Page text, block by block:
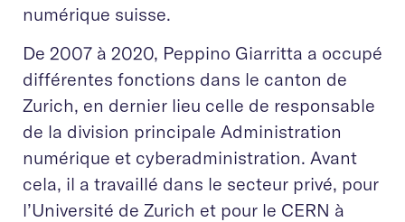
numérique suisse.
De 2007 à 2020, Peppino Giarritta a occupé
différentes fonctions dans le canton de
Zurich, en dernier lieu celle de responsable
de la division principale Administration
numérique et cyberadministration. Avant
cela, il a travaillé dans le secteur privé, pour
l’Université de Zurich et pour le CERN à